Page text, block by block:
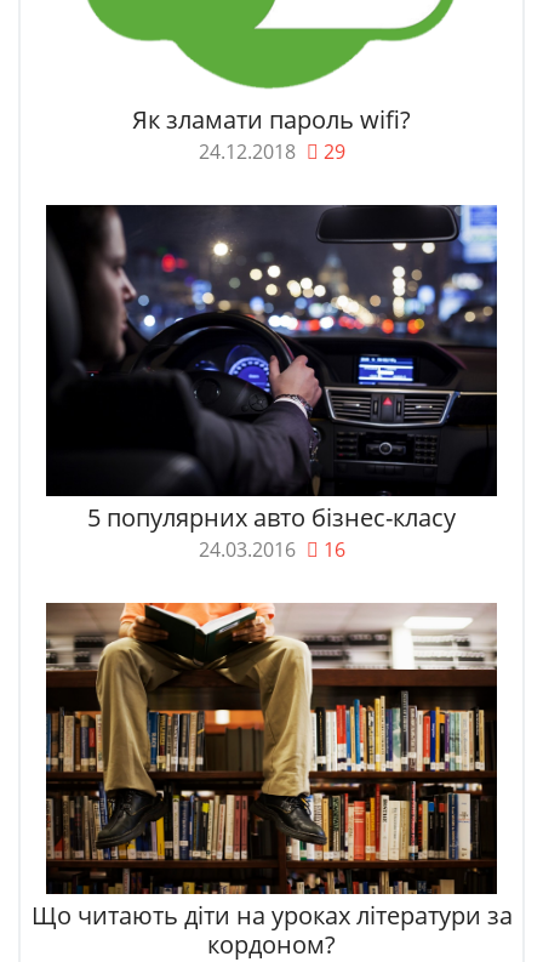
Як зламати пароль wifi?
24.12.2018 29
5 популярних авто бізнес-класу
24.03.2016 16
Що читають діти на уроках літератури за
кордоном?